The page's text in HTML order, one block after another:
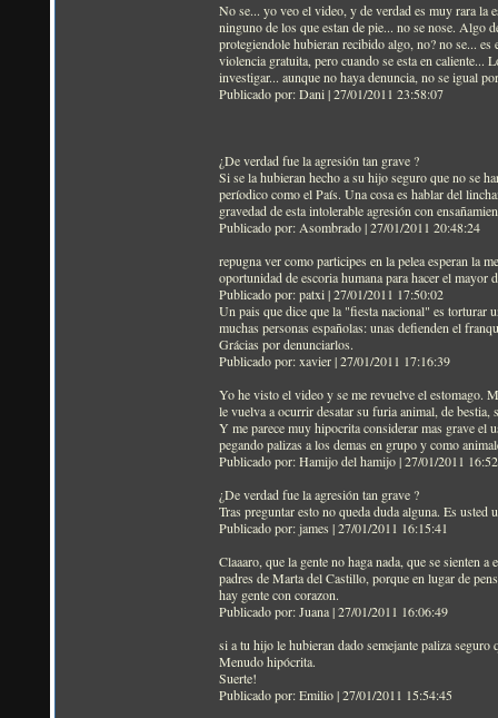
No se... yo veo el video, y de verdad es muy rara la
ninguno de los que estan de pie... no se nose. Algo
protegiendole hubieran recibido algo, no? no se...
violencia gratuita, pero cuando se esta en caliente...
investigar... aunque no haya denuncia, no se igual
Publicado por: Dani | 27/01/2011 23:58:07
¿De verdad fue la agresión tan grave ?
Si se la hubieran hecho a su hijo seguro que no se
períodico como el País. Una cosa es hablar del
gravedad de esta intolerable agresión con
Publicado por: Asombrado | 27/01/2011 20:48:24
repugna ver como participes en la pelea esperan la
oportunidad de escoria humana para hacer el mayor
Publicado por: patxi | 27/01/2011 17:50:02
Un pais que dice que la "fiesta nacional" es torturar
muchas personas españolas: unas defienden el
Grácias por denunciarlos.
Publicado por: xavier | 27/01/2011 17:16:39
Yo he visto el video y se me revuelve el estomago.
le vuelva a ocurrir desatar su furia animal, de
Y me parece muy hipocrita considerar mas grave el
pegando palizas a los demas en grupo y como
Publicado por: Hamijo del hamijo | 27/01/2011
¿De verdad fue la agresión tan grave ?
Tras preguntar esto no queda duda alguna. Es usted
Publicado por: james | 27/01/2011 16:15:41
Claaaro, que la gente no haga nada, que se sienten
padres de Marta del Castillo, porque en lugar de
hay gente con corazon.
Publicado por: Juana | 27/01/2011 16:06:49
si a tu hijo le hubieran dado semejante paliza
Menudo hipócrita.
Suerte!
Publicado por: Emilio | 27/01/2011 15:54:45